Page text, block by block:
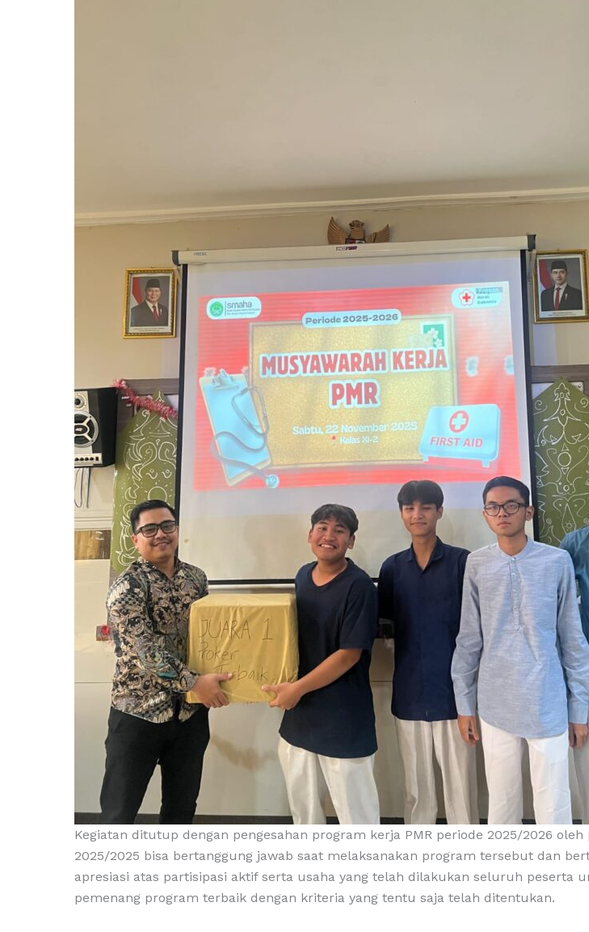
Kegiatan ditutup dengan pengesahan program kerja PMR periode 2025/2026
2025/2025 bisa bertanggung jawab saat melaksanakan program tersebut dan
apresiasi atas partisipasi aktif serta usaha yang telah dilakukan seluruh peserta
pemenang program terbaik dengan kriteria yang tentu saja telah ditentukan.